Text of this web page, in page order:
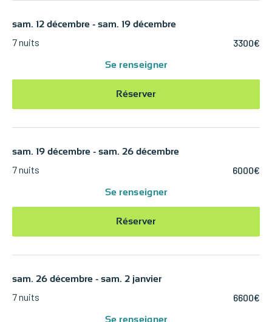
sam. 12 décembre - sam. 19 décembre
7 nuits 3300€
Se renseigner
Réserver
sam. 19 décembre - sam. 26 décembre
7 nuits 6000€
Se renseigner
Réserver
sam. 26 décembre - sam. 2 janvier
7 nuits 6600€
Se renseigner